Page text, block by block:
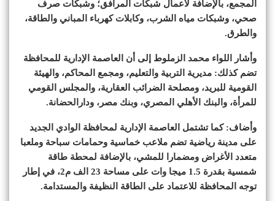
المجمع، بالإضافة لأعمال شبكات المرافق؛ وشبكات صرف
صحي، وشبكات مياه الشرب، وكابلات كهرباء المباني والطاقة،
والطرق.
وأشار اللواء محمد الزملوط إلى أن العاصمة الإدارية للمحافظة
تضم كذلك: مديرية التربية والتعليم، ومجمع المحاكم، والهيئة
القومية للبريد، ومصلحة الضرائب العقارية، والمجلس القومي
للمرأة، والبنك الأهلي المصري، وبنك مصر، ودارالحضانة.
وأضاف: كما تشتمل العاصمة الإدارية لمحافظة الوادي الجديد
على مدينة رياضية تضم ملاعب خماسية وحمامات سباحة وملعبا
متعدد الأغراض ومضمارا للمشي، بالإضافة لمحطة طاقة
شمسية بقدرة 1.5 ميجا وات على مساحة 23 الف م2، في إطار
توجه المحافظة للاعتماد على الطاقة النظيفة والمستدامة.